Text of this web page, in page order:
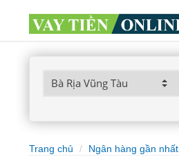
Trang chủ Ngân hàng gần nhất